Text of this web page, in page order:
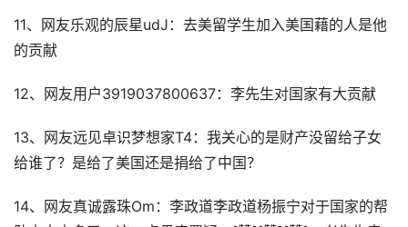
11、网友乐观的辰星udJ：去美留学生加入美国藉的人是他
的贡献
12、网友用户3919037800637：李先生对国家有大贡献
13、网友远见卓识梦想家T4：我关心的是财产没留给子女
给谁了？是给了美国还是捐给了中国？
14、网友真诚露珠Om：李政道李政道杨振宁对于国家的帮